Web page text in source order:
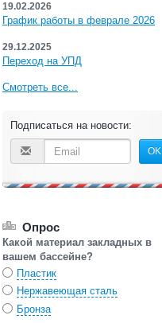
19.02.2026
График работы в феврале 2026
29.12.2025
Переход на УПД
Смотреть все...
Подписаться на новости:
OK
Опрос
Какой материал закладных в
вашем бассейне?
Пластик
Нержавеющая сталь
Бронза